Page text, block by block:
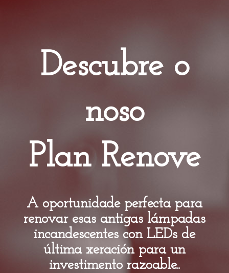
Descubre o
noso
Plan Renove
A oportunidade perfecta para
renovar esas antigas lámpadas
incandescentes con LEDs de
última xeración para un
investimento razoable..